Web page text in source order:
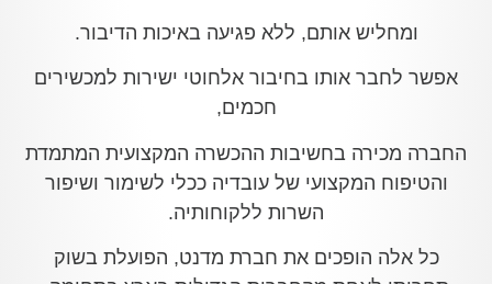
ומחליש אותם, ללא פגיעה באיכות הדיבור.
אפשר לחבר אותו בחיבור אלחוטי ישירות למכשירים
חכמים,
החברה מכירה בחשיבות ההכשרה המקצועית המתמדת
והטיפוח המקצועי של עובדיה ככלי לשימור ושיפור
השרות ללקוחותיה.
כל אלה הופכים את חברת מדנט, הפועלת בשוק